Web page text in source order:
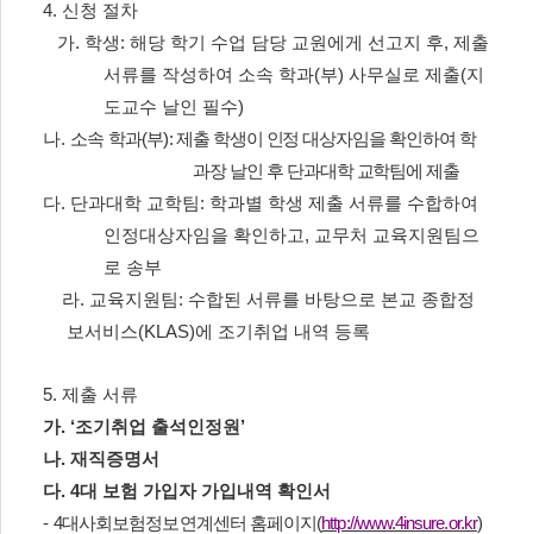
4. 신청 절차
가. 학생: 해당 학기 수업 담당 교원에게 선고지 후, 제출
서류를 작성하여 소속 학과(부)사무실로 제출(지
도교수 날인 필수)
나. 소속 학과(부):제출 학생이 인정 대상자임을 확인하여 학
과장 날인 후 단과대학 교학팀에 제출
다. 단과대학 교학팀: 학과별 학생 제출 서류를 수합하여
인정대상자임을 확인하고, 교무처 교육지원팀으
로 송부
라. 교육지원팀: 수합된 서류를 바탕으로 본교 종합정
보서비스(KLAS)에 조기취업 내역 등록
5. 제출 서류
가. ‘조기취업 출석인정원 ’
나. 재직증명서
다. 4대 보험 가입자 가입내역 확인서
- 4대사회보험정보연계센터 홈페이지 (http://www.4insure.or.kr)